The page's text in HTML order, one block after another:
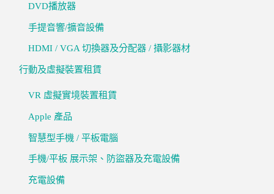
DVD播放器
手提音響/擴音設備
HDMI / VGA 切換器及分配器 / 攝影器材
行動及虛擬裝置租賃
VR 虛擬實境裝置租賃
Apple 產品
智慧型手機 / 平板電腦
手機/平板 展示架、防盜器及充電設備
充電設備